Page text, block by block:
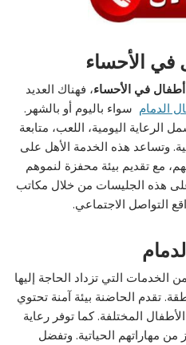
الأحساء
في الأحساء، فهناك العديد
الدمام سواء باليوم أو بالشهر.
اليومية، اللعب، متابعة
وتساعد هذه الخدمة الأهل على
مع تقديم بيئة محفزة لنموهم
هذه الجليسات من خلال مكاتب
التواصل الاجتماعي.
من الخدمات التي تزداد الحاجة إليها
تقدم الحاضنة بيئة آمنة تحتوي
المختلفة. كما توفر رعاية
مهاراتهم الحياتية. وتفضل